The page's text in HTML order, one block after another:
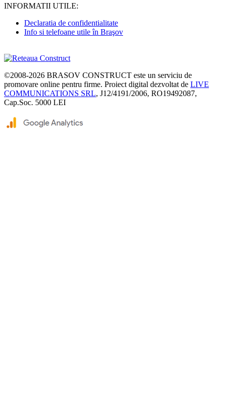
INFORMATII UTILE:
Declaratia de confidentialitate
Info si telefoane utile în Braşov
©2008-2026 BRASOV CONSTRUCT este un serviciu de
promovare online pentru firme. Proiect digital dezvoltat de LIVE
COMMUNICATIONS SRL, J12/4191/2006, RO19492087,
Cap.Soc. 5000 LEI